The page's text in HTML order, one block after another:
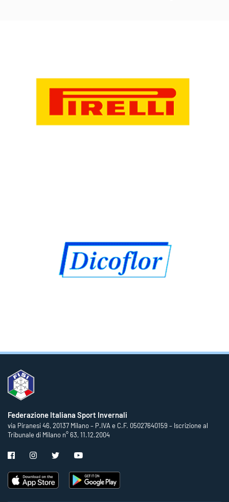
Federazione Italiana Sport Invernali
via Piranesi 46, 20137 Milano – P.IVA e C.F. 05027640159 – Iscrizione al
Tribunale di Milano n° 63, 11.12.2004